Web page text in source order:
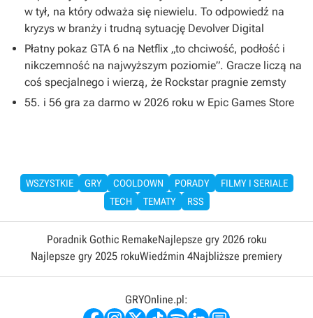
w tył, na który odważa się niewielu. To odpowiedź na
kryzys w branży i trudną sytuację Devolver Digital
Płatny pokaz GTA 6 na Netflix „to chciwość, podłość i
nikczemność na najwyższym poziomie”. Gracze liczą na
coś specjalnego i wierzą, że Rockstar pragnie zemsty
55. i 56 gra za darmo w 2026 roku w Epic Games Store
WSZYSTKIE GRY COOLDOWN PORADY
FILMY I SERIALE
TECH
TEMATY RSS
Poradnik Gothic RemakeNajlepsze gry 2026 roku
Najlepsze gry 2025 rokuWiedźmin 4Najbliższe premiery
GRYOnline.pl: